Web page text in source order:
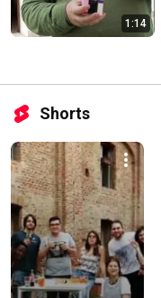
1:14
Shorts